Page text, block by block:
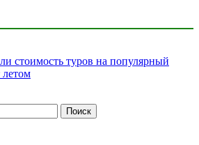
стоимость туров на популярный
летом